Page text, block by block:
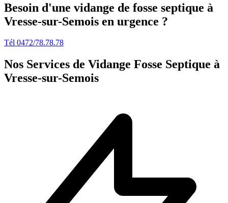
Besoin d'une vidange de fosse septique à
Vresse-sur-Semois en urgence ?
Tél 0472/78.78.78
Nos Services de Vidange Fosse Septique à
Vresse-sur-Semois